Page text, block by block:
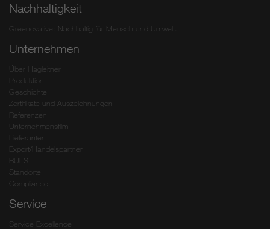
Nachhaltigkeit
Greenovative: Nachhaltig für Mensch und Umwelt.
Unternehmen
Über Hagleitner
Produktion
Geschichte
Zertifikate und Auszeichnungen
Referenzen
Unternehmensfilm
Lieferanten
Export/Handelspartner
BULS
Standorte
Compliance
Service
Service Excellence